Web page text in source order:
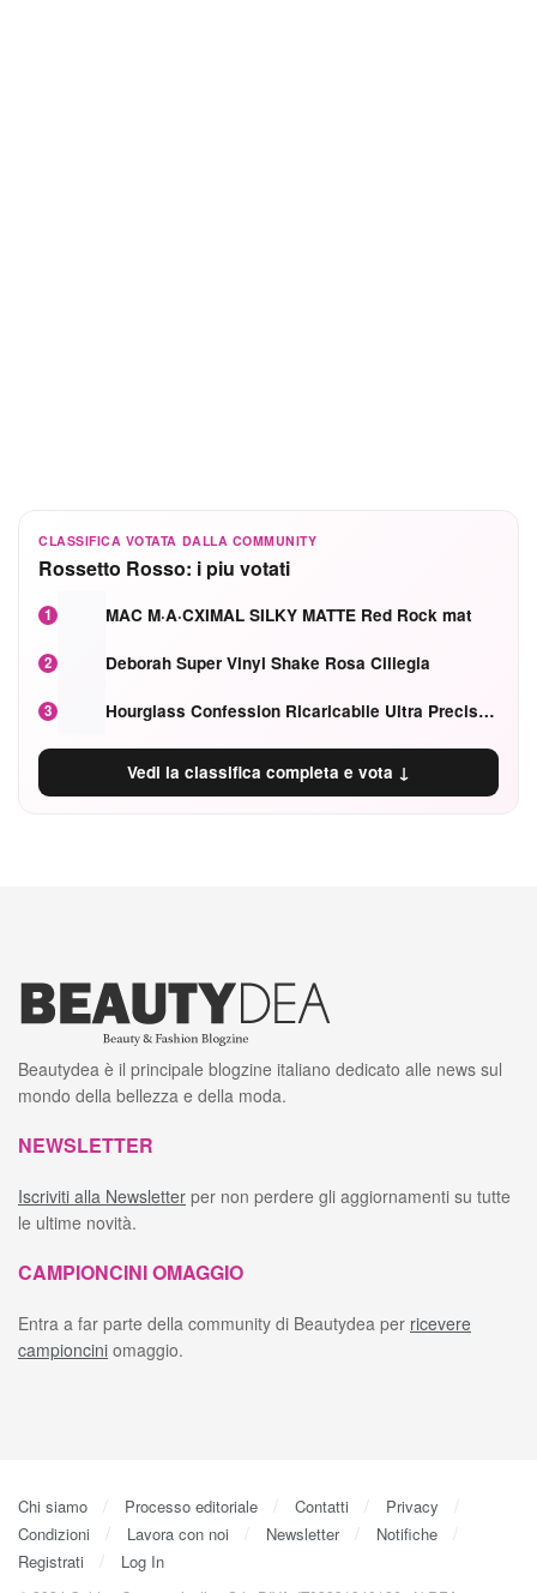
CLASSIFICA VOTATA DALLA COMMUNITY
Rossetto Rosso: i piu votati
1 MAC M·A·CXIMAL SILKY MATTE Red Rock mat
2 Deborah Super Vinyl Shake Rosa Ciliegia
3 Hourglass Confession Ricaricabile Ultra Preciso Ad Alta Intensità Secretly Classic Red
Vedi la classifica completa e vota ↓
Beautydea è il principale blogzine italiano dedicato alle news sul
mondo della bellezza e della moda.
NEWSLETTER
Iscriviti alla Newsletter per non perdere gli aggiornamenti su tutte
le ultime novità.
CAMPIONCINI OMAGGIO
Entra a far parte della community di Beautydea per ricevere
campioncini omaggio.
Chi siamo Processo editoriale Contatti
Privacy
Condizioni
Lavora con noi Newsletter
Notifiche
Registrati
Log In